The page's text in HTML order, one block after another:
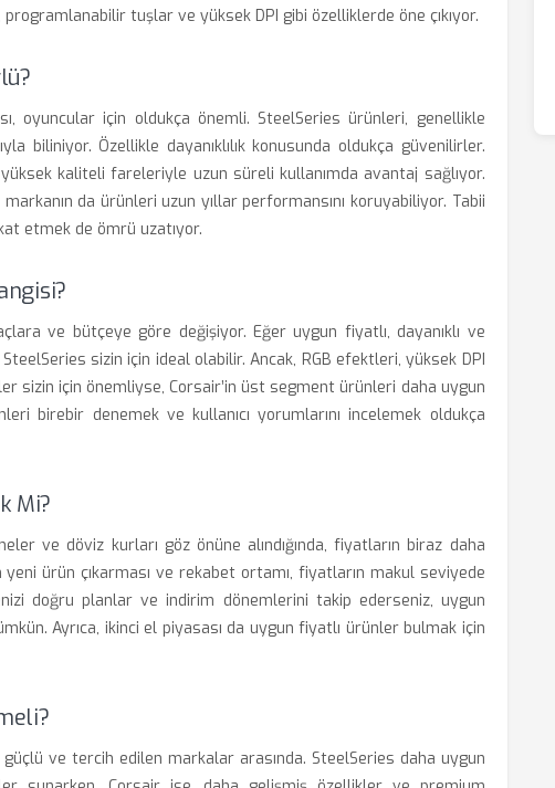
tuşlar ve yüksek DPI gibi özelliklerde öne çıkıyor.
oyuncular için oldukça önemli. SteelSeries ürünleri, genellikle
biliniyor. Özellikle dayanıklılık konusunda oldukça güvenilirler.
kaliteli fareleriyle uzun süreli kullanımda avantaj sağlıyor.
markanın da ürünleri uzun yıllar performansını koruyabiliyor. Tabii
etmek de ömrü uzatıyor.
ve bütçeye göre değişiyor. Eğer uygun fiyatlı, dayanıklı ve
sizin için ideal olabilir. Ancak, RGB efektleri, yüksek DPI
sizin için önemliyse, Corsair’in üst segment ürünleri daha uygun
birebir denemek ve kullanıcı yorumlarını incelemek oldukça
Mi?
ve döviz kurları göz önüne alındığında, fiyatların biraz daha
yeni ürün çıkarması ve rekabet ortamı, fiyatların makul seviyede
doğru planlar ve indirim dönemlerini takip ederseniz, uygun
Ayrıca, ikinci el piyasası da uygun fiyatlı ürünler bulmak için
ve tercih edilen markalar arasında. SteelSeries daha uygun